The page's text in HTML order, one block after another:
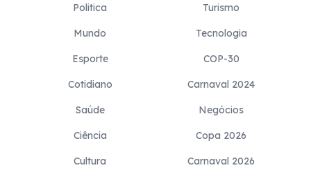
Politica
Mundo
Esporte
Cotidiano
Saúde
Ciência
Cultura
Turismo
Tecnologia
COP-30
Carnaval 2024
Negócios
Copa 2026
Carnaval 2026